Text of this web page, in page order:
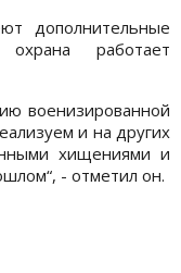
дополнительные
работает
военизированной
и на других
хищениями и
- отметил он.